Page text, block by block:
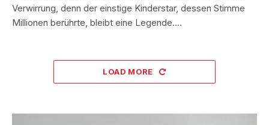
Verwirrung, denn der einstige Kinderstar, dessen Stimme
Millionen berührte, bleibt eine Legende.…
LOAD MORE